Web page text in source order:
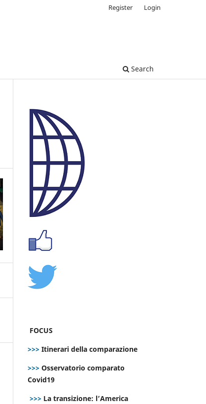
Search
Register Login
FOCUS
>>> Itinerari della comparazione
>>> Osservatorio comparato
Covid19
>>> La transizione: l’America